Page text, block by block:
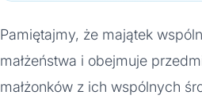
Pamiętajmy, że majątek
małżeństwa i obejmuje
małżonków z ich wspólnych